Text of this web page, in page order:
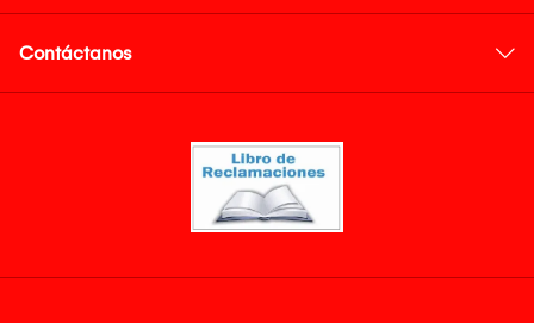
Contáctanos